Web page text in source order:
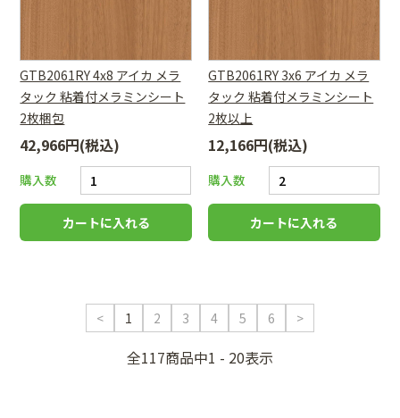
GTB2061RY 4x8 アイカ メラ
タック 粘着付メラミンシート
2枚梱包
42,966円(税込)
購入数
GTB2061RY 3x6 アイカ メラ
タック 粘着付メラミンシート
2枚以上
12,166円(税込)
購入数
< 1 2 3 4 5 6 >
全117商品中1 - 20表示